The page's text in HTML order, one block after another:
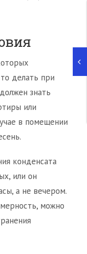
делать при
знать
или
в помещении
конденсата
или он
а не вечером.
можно